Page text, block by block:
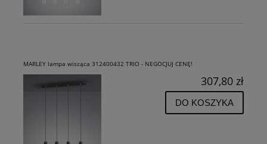
MARLEY lampa wisząca 312400432 TRIO - NEGOCJUJ CENĘ!
307,80 zł
DO KOSZYKA